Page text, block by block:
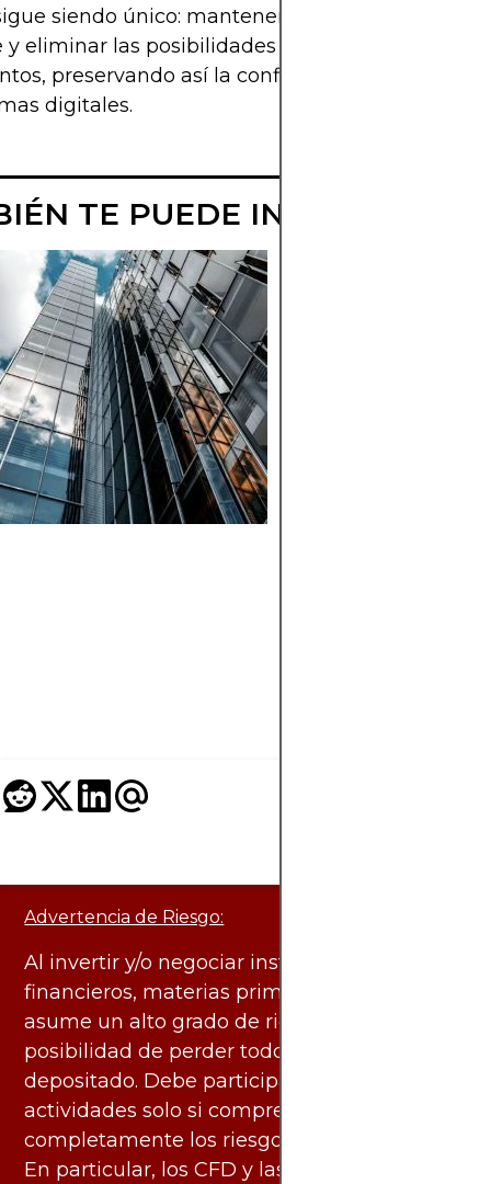
siendo único: mantener la integridad del
y eliminar las posibilidades de gastos
preservando así la confianza financiera en
digitales.
TE PUEDE INTERESAR
Advertencia de Riesgo:
Al invertir y/o negociar instrumentos
financieros, materias primas y otros activos,
asume un alto grado de riesgo. Existe la
posibilidad de perder todo el capital
depositado. Debe participar en estas
actividades solo si comprende
completamente los riesgos asociados.
En particular, los CFD y las criptomonedas